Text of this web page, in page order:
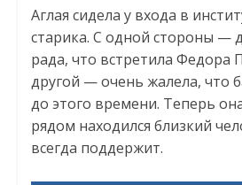
Аглая сидела у входа в
старика. С одной стороны —
рада, что встретила Федора
другой — очень жалела, что
до этого времени. Теперь
рядом находился близкий
всегда поддержит.